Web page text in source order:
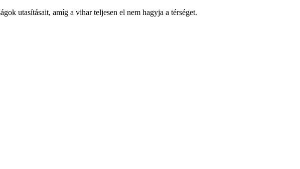
utasításait, amíg a vihar teljesen el nem hagyja a térséget.